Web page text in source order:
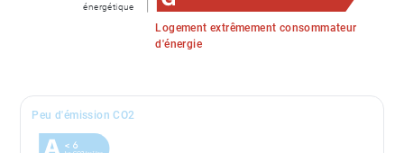
Logement extrêmement consommateur
d'énergie
énergétique
Peu d'émission CO2